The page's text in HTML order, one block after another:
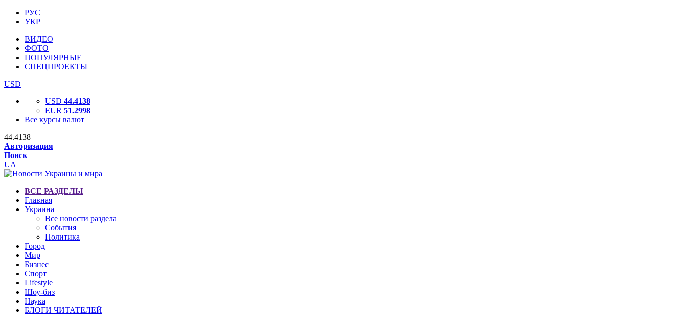
РУС
УКР
ВИДЕО
ФОТО
ПОПУЛЯРНЫЕ
СПЕЦПРОЕКТЫ
USD
USD 44.4138
EUR 51.2998
Все курсы валют
44.4138
Авторизация
Поиск
UA
ВСЕ РАЗДЕЛЫ
Главная
Украина
Все новости раздела
События
Политика
Город
Мир
Бизнес
Спорт
Lifestyle
Шоу-биз
Наука
БЛОГИ ЧИТАТЕЛЕЙ